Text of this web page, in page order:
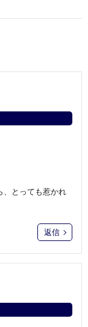
、とっても惹かれ
返信